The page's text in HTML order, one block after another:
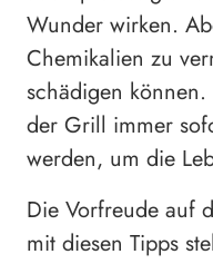
Wunder wirken.
Chemikalien zu
schädigen
der Grill immer
werden, um die
Die Vorfreude auf
mit diesen Tipps